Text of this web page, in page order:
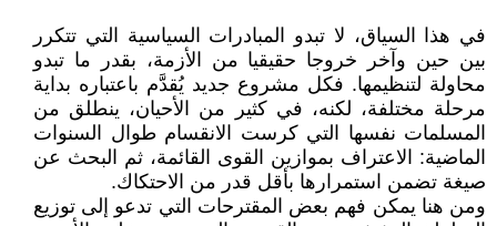
في هذا السياق، لا تبدو المبادرات السياسية التي تتكرر
بين حين وآخر خروجا حقيقيا من الأزمة، بقدر ما تبدو
محاولة لتنظيمها. فكل مشروع جديد يُقدَّم باعتباره بداية
مرحلة مختلفة، لكنه، في كثير من الأحيان، ينطلق من
المسلمات نفسها التي كرست الانقسام طوال السنوات
الماضية: الاعتراف بموازين القوى القائمة، ثم البحث عن
صيغة تضمن استمرارها بأقل قدر من الاحتكاك.
ومن هنا يمكن فهم بعض المقترحات التي تدعو إلى توزيع